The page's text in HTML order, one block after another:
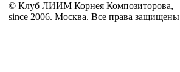
© Клуб ЛИИМ Корнея Композиторова,
since 2006. Москва. Все права защищены